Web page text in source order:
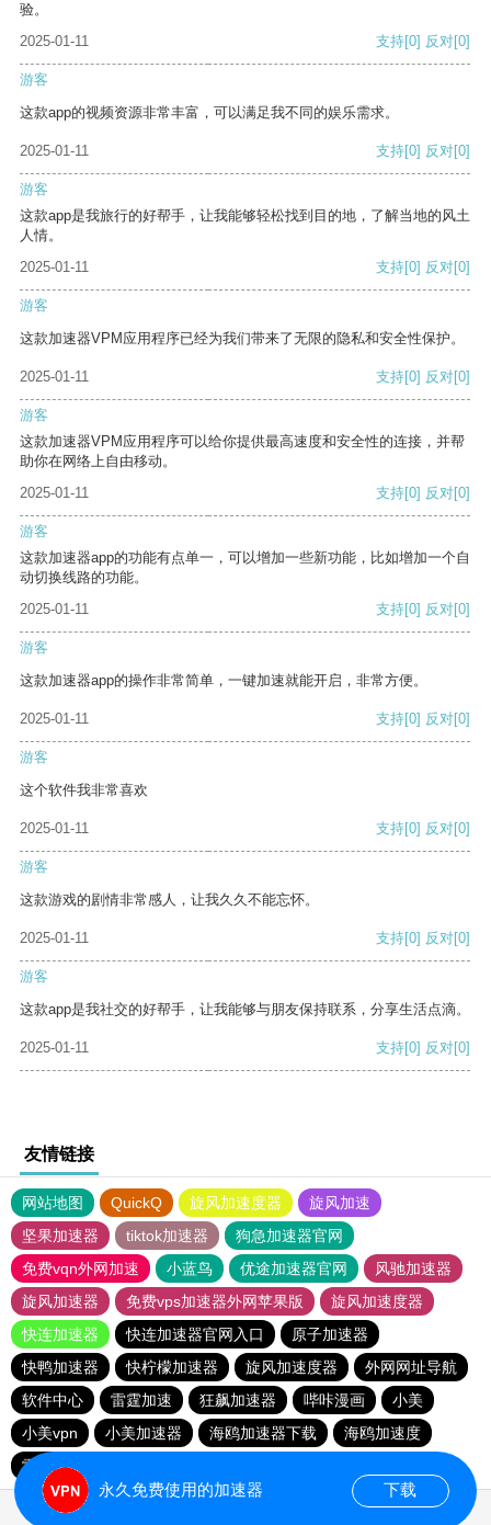
验。
2025-01-11
支持[0] 反对[0]
游客
这款app的视频资源非常丰富，可以满足我不同的娱乐需求。
2025-01-11 支持[0] 反对[0]
游客
这款app是我旅行的好帮手，让我能够轻松找到目的地，了解当地的风土
人情。
2025-01-11
支持[0] 反对[0]
游客
这款加速器VPM应用程序已经为我们带来了无限的隐私和安全性保护。
2025-01-11 支持[0] 反对[0]
游客
这款加速器VPM应用程序可以给你提供最高速度和安全性的连接，并帮
助你在网络上自由移动。
2025-01-11
支持[0] 反对[0]
游客
这款加速器app的功能有点单一，可以增加一些新功能，比如增加一个自
动切换线路的功能。
2025-01-11
支持[0] 反对[0]
游客
这款加速器app的操作非常简单，一键加速就能开启，非常方便。
2025-01-11 支持[0] 反对[0]
游客
这个软件我非常喜欢
2025-01-11 支持[0] 反对[0]
游客
这款游戏的剧情非常感人，让我久久不能忘怀。
2025-01-11 支持[0] 反对[0]
游客
这款app是我社交的好帮手，让我能够与朋友保持联系，分享生活点滴。
2025-01-11 支持[0] 反对[0]
友情链接
网站地图 QuickQ 旋风加速度器
旋风加速
坚果加速器
tiktok加速器
狗急加速器官网
免费vqn外网加速
小蓝鸟 优途加速器官网
风驰加速器
旋风加速器
免费vps加速器外网苹果版
旋风加速度器
快连加速器
快连加速器官网入口
原子加速器
快鸭加速器
快柠檬加速器 旋风加速度器
外网网址导航
软件中心
雷霆加速 狂飙加速器 哔咔漫画
小美
小美vpn
小美加速器 海鸥加速器下载
海鸥加速度
雷霆加速
永久免费使用的加速器 下载